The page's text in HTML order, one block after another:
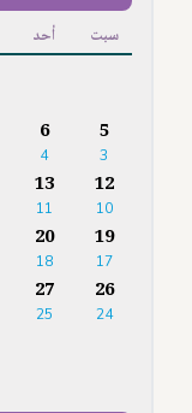
سبت أحد
5
3
6
4
12
10
13
11
19
17
20
18
26
24
27
25